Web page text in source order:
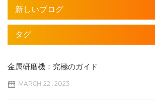
新しいブログ
タグ
金属研磨機：究極のガイド
MARCH 22 , 2023